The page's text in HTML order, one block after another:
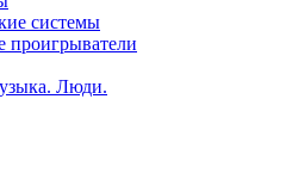
системы
проигрыватели
Люди.